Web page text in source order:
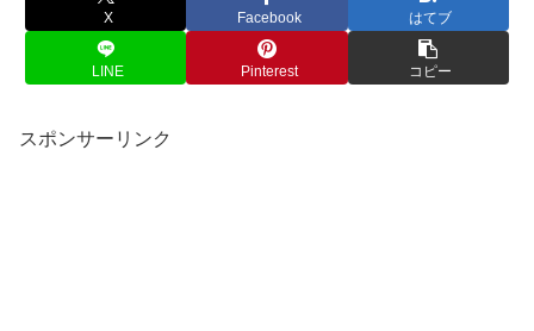
X Facebook はてブ
LINE Pinterest コピー
スポンサーリンク